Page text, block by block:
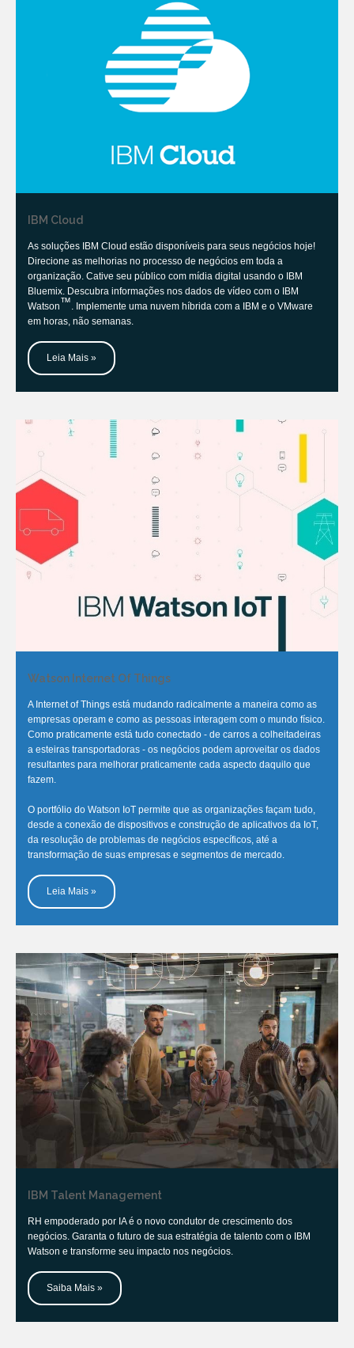
IBM Cloud
As soluções IBM Cloud estão disponíveis para seus negócios hoje!
Direcione as melhorias no processo de negócios em toda a
organização. Cative seu público com mídia digital usando o IBM
Bluemix. Descubra informações nos dados de vídeo com o IBM
Watson™. Implemente uma nuvem híbrida com a IBM e o VMware
em horas, não semanas.
Leia Mais »
Watson Internet Of Things
A Internet of Things está mudando radicalmente a maneira como as
empresas operam e como as pessoas interagem com o mundo físico.
Como praticamente está tudo conectado - de carros a colheitadeiras
a esteiras transportadoras - os negócios podem aproveitar os dados
resultantes para melhorar praticamente cada aspecto daquilo que
fazem.
O portfólio do Watson IoT permite que as organizações façam tudo,
desde a conexão de dispositivos e construção de aplicativos da IoT,
da resolução de problemas de negócios específicos, até a
transformação de suas empresas e segmentos de mercado.
Leia Mais »
IBM Talent Management
RH empoderado por IA é o novo condutor de crescimento dos
negócios. Garanta o futuro de sua estratégia de talento com o IBM
Watson e transforme seu impacto nos negócios.
Saiba Mais »